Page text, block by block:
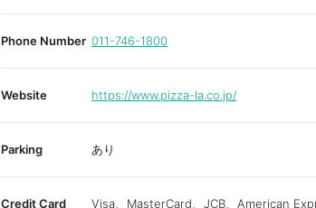
Phone Number 011-746-1800
Website https://www.pizza-la.co.jp/
Parking あり
Credit Card
Visa、MasterCard、JCB、American